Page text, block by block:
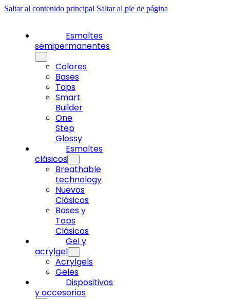
Saltar al contenido principal Saltar al pie de página
Esmaltes
semipermanentes
Colores
Bases
Tops
Smart
Builder
One
Step
Glossy
Esmaltes
clásicos
Breathable
technology
Nuevos
Clásicos
Bases y
Tops
Clásicos
Gel y
acrylgel
Acrylgels
Geles
Dispositivos
y accesorios